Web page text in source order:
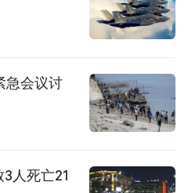
急会议讨
人死亡21